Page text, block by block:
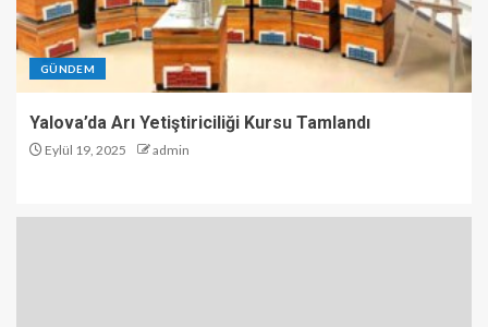
GÜNDEM
Yalova’da Arı Yetiştiriciliği Kursu Tamlandı
Eylül 19, 2025 admin